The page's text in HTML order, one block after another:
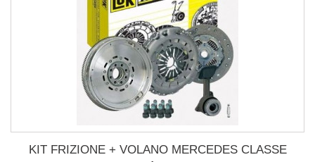
KIT FRIZIONE + VOLANO MERCEDES CLASSE